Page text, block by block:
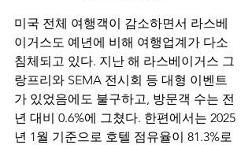
미국 전체 여행객이 감소하면서 라스베
이거스도 예년에 비해 여행업계가 다소
침체되고 있다. 지난 해 라스베이거스 그
랑프리와 SEMA 전시회 등 대형 이벤트
가 있었음에도 불구하고, 방문객 수는 전
년 대비 0.6%에 그쳤다. 한편에서는 2025
년 1월 기준으로 호텔 점유율이 81.3%로